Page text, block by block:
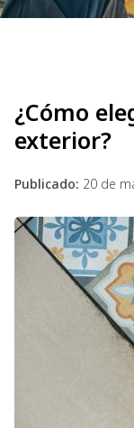
¿Cómo
exterior?
Publicado: 20 de